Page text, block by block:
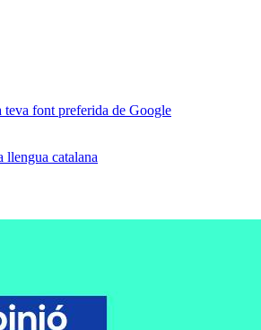
font preferida de Google
llengua catalana